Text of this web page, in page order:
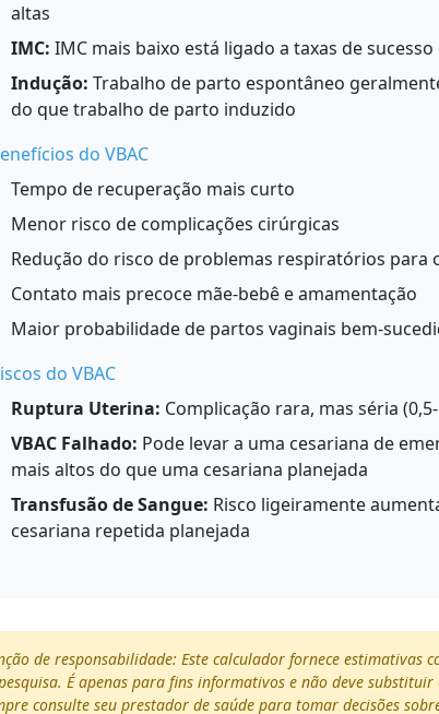
altas
IMC: IMC mais baixo está ligado a taxas de sucesso
Indução: Trabalho de parto espontâneo
do que trabalho de parto induzido
do VBAC
Tempo de recuperação mais curto
Menor risco de complicações cirúrgicas
Redução do risco de problemas respiratórios para
Contato mais precoce mãe-bebê e amamentação
Maior probabilidade de partos vaginais bem-
do VBAC
Ruptura Uterina: Complicação rara, mas séria
VBAC Falhado: Pode levar a uma cesariana de
mais altos do que uma cesariana planejada
Transfusão de Sangue: Risco ligeiramente
cesariana repetida planejada
de responsabilidade: Este calculador fornece estimativas
É apenas para fins informativos e não deve
consulte seu prestador de saúde para tomar decisões